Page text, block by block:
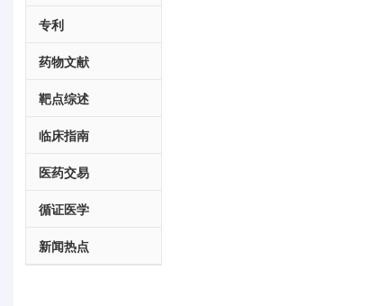
专利
药物文献
靶点综述
临床指南
医药交易
循证医学
新闻热点